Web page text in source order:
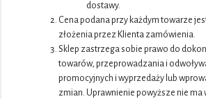
dostawy.
Cena podana przy każdym towarze
złożenia przez Klienta zamówienia.
Sklep zastrzega sobie prawo do
towarów, przeprowadzania i
promocyjnych i wyprzedaży lub
zmian. Uprawnienie powyższe nie ma